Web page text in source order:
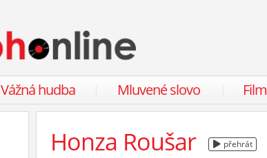
Vážná hudba Mluvené slovo Film
Honza Roušar přehrát